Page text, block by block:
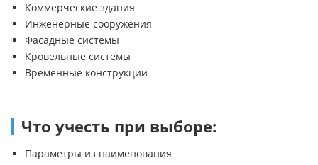
Коммерческие здания
Инженерные сооружения
Фасадные системы
Кровельные системы
Временные конструкции
Что учесть при выборе:
Параметры из наименования